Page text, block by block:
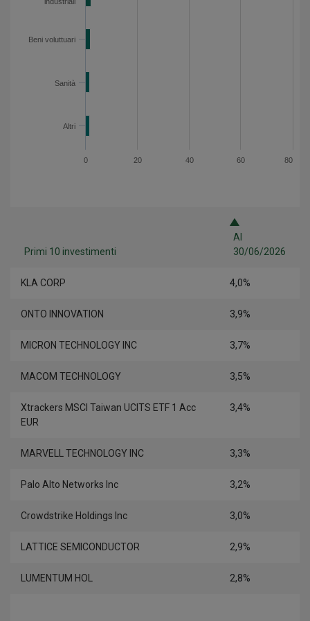
Beni voluttuari
Sanità
Altri
0 20 40 60 80
Primi 10 investimenti
Al
30/06/2026
KLA CORP 4,0%
ONTO INNOVATION 3,9%
MICRON TECHNOLOGY INC 3,7%
MACOM TECHNOLOGY 3,5%
Xtrackers MSCI Taiwan UCITS ETF 1 Acc
EUR
3,4%
MARVELL TECHNOLOGY INC 3,3%
Palo Alto Networks Inc 3,2%
Crowdstrike Holdings Inc 3,0%
LATTICE SEMICONDUCTOR 2,9%
LUMENTUM HOL 2,8%